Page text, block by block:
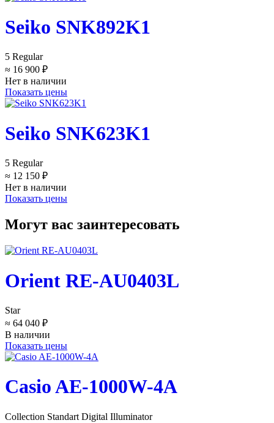
Seiko SNK892K1
5 Regular
≈ 16 900 ₽
Нет в наличии
Показать цены
Seiko SNK623K1
5 Regular
≈ 12 150 ₽
Нет в наличии
Показать цены
Могут вас заинтересовать
Orient RE-AU0403L
Star
≈ 64 040 ₽
В наличии
Показать цены
Casio AE-1000W-4A
Collection Standart Digital Illuminator